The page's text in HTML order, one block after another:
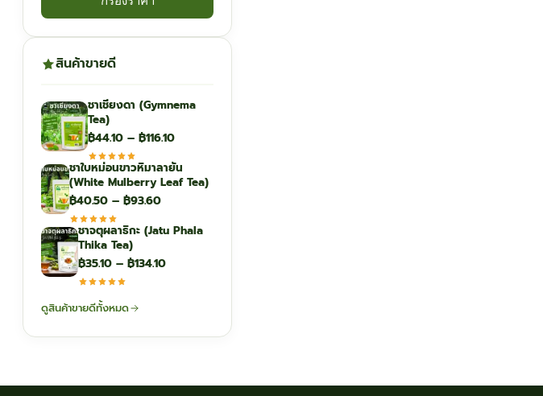
สินค้าขายดี
ชาเชียงดา (Gymnema
Tea)
฿44.10 – ฿116.10Price
฿44.10
through
ชาใบหม่อนขาวหิมาลายัน
(White Mulberry Leaf Tea)
฿40.50 – ฿93.60Price
฿40.50
฿93.60
ชาจตุผลาธิกะ (Jatu Phala
Thika Tea)
฿35.10 – ฿134.10Price
฿134.10
ดูสินค้าขายดีทั้งหมด